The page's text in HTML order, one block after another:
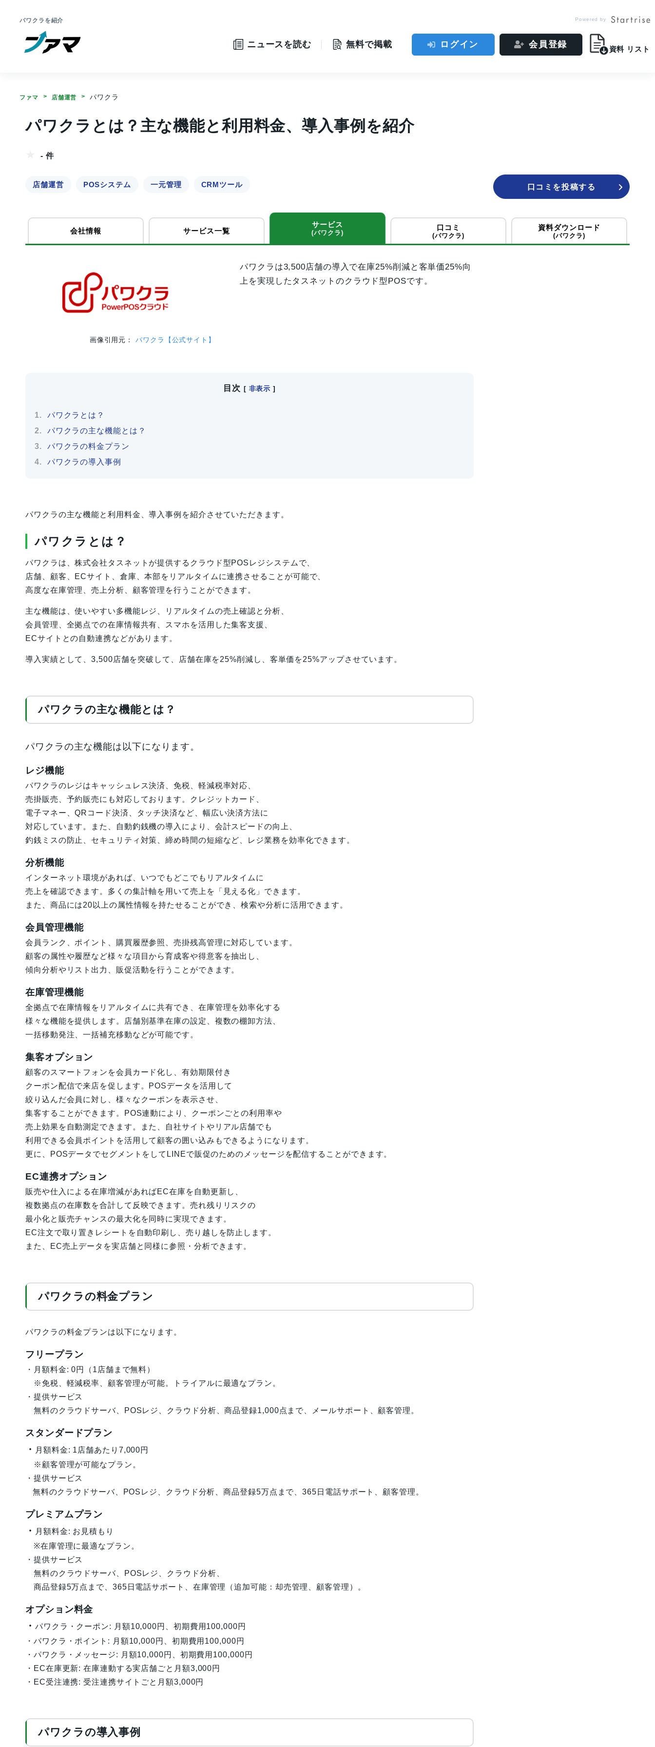
パワクラを紹介 Powered by
ニュースを読む 無料で掲載 ログイン 会員登録 資料 リスト
ファマ 店舗運営 パワクラ
パワクラとは？主な機能と利用料金、導入事例を紹介
- 件
店舗運営 POSシステム 一元管理 CRMツール 口コミを投稿する
会社情報 サービス一覧
サービス
(パワクラ)
口コミ
(パワクラ)
資料ダウンロード
(パワクラ)
画像引用元：パワクラ【公式サイト】
パワクラは3,500店舗の導入で在庫25%削減と客単価25%向
上を実現したタスネットのクラウド型POSです。
目次 [ 非表示 ]
パワクラとは？
パワクラの主な機能とは？
パワクラの料金プラン
パワクラの導入事例
パワクラの主な機能と利用料金、導入事例を紹介させていただきます。
パワクラとは？
パワクラは、株式会社タスネットが提供するクラウド型POSレジシステムで、
店舗、顧客、ECサイト、倉庫、本部をリアルタイムに連携させることが可能で、
高度な在庫管理、売上分析、顧客管理を行うことができます。
主な機能は、使いやすい多機能レジ、リアルタイムの売上確認と分析、
会員管理、全拠点での在庫情報共有、スマホを活用した集客支援、
ECサイトとの自動連携などがあります。
導入実績として、3,500店舗を突破して、店舗在庫を25%削減し、客単価を25%アップさせています。
パワクラの主な機能とは？
パワクラの主な機能は以下になります。
レジ機能
パワクラのレジはキャッシュレス決済、免税、軽減税率対応、
売掛販売、予約販売にも対応しております。クレジットカード、
電子マネー、QRコード決済、タッチ決済など、幅広い決済方法に
対応しています。また、自動釣銭機の導入により、会計スピードの向上、
釣銭ミスの防止、セキュリティ対策、締め時間の短縮など、レジ業務を効率化できます。
分析機能
インターネット環境があれば、いつでもどこでもリアルタイムに
売上を確認できます。多くの集計軸を用いて売上を「見える化」できます。
また、商品には20以上の属性情報を持たせることができ、検索や分析に活用できます。
会員管理機能
会員ランク、ポイント、購買履歴参照、売掛残高管理に対応しています。
顧客の属性や履歴など様々な項目から育成客や得意客を抽出し、
傾向分析やリスト出力、販促活動を行うことができます。
在庫管理機能
全拠点で在庫情報をリアルタイムに共有でき、在庫管理を効率化する
様々な機能を提供します。店舗別基準在庫の設定、複数の棚卸方法、
一括移動発注、一括補充移動などが可能です。
集客オプション
顧客のスマートフォンを会員カード化し、有効期限付き
クーポン配信で来店を促します。POSデータを活用して
絞り込んだ会員に対し、様々なクーポンを表示させ、
集客することができます。POS連動により、クーポンごとの利用率や
売上効果を自動測定できます。また、自社サイトやリアル店舗でも
利用できる会員ポイントを活用して顧客の囲い込みもできるようになります。
更に、POSデータでセグメントをしてLINEで販促のためのメッセージを配信することができます。
EC連携オプション
販売や仕入による在庫増減があればEC在庫を自動更新し、
複数拠点の在庫数を合計して反映できます。売れ残りリスクの
最小化と販売チャンスの最大化を同時に実現できます。
EC注文で取り置きレシートを自動印刷し、売り越しを防止します。
また、EC売上データを実店舗と同様に参照・分析できます。
パワクラの料金プラン
パワクラの料金プランは以下になります。
フリープラン
・月額料金: 0円（1店舗まで無料）
※免税、軽減税率、顧客管理が可能。トライアルに最適なプラン。
・提供サービス
無料のクラウドサーバ、POSレジ、クラウド分析、商品登録1,000点まで、メールサポート、顧客管理。
スタンダードプラン
・
月額料金: 1店舗あたり7,000円
※顧客管理が可能なプラン。
・提供サービス
無料のクラウドサーバ、POSレジ、クラウド分析、商品登録5万点まで、365日電話サポート、顧客管理。
プレミアムプラン
・
月額料金: お見積もり
※在庫管理に最適なプラン。
・提供サービス
無料のクラウドサーバ、POSレジ、クラウド分析、
商品登録5万点まで、365日電話サポート、在庫管理（追加可能：却売管理、顧客管理）。
オプション料金
・ パワクラ・クーポン: 月額10,000円、初期費用100,000円
・パワクラ・ポイント: 月額10,000円、初期費用100,000円
・パワクラ・メッセージ: 月額10,000円、初期費用100,000円
・EC在庫更新: 在庫連動する実店舗ごと月額3,000円
・EC受注連携: 受注連携サイトごと月額3,000円
パワクラの導入事例